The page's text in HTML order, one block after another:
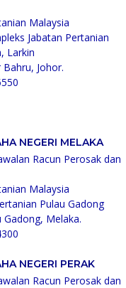
Malaysia
Jabatan Pertanian
Larkin
Johor.
NEGERI MELAKA
Racun Perosak dan
Malaysia
Pulau Gadong
Gadong, Melaka.
NEGERI PERAK
Racun Perosak dan